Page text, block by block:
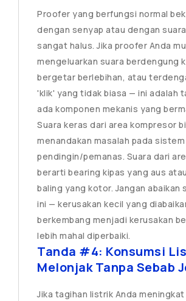
Proofer yang berfungsi normal
dengan senyap atau dengan
sangat halus. Jika proofer Anda
mengeluarkan suara berdengung
bergetar berlebihan, atau
'klik' yang tidak biasa — ini adalah
ada komponen mekanis yang
Suara keras dari area kompresor
menandakan masalah pada sistem
pendingin/pemanas. Suara dari
berarti bearing kipas yang aus
baling yang kotor. Jangan abaikan
ini — kerusakan kecil yang
berkembang menjadi kerusakan
lebih mahal diperbaiki.
Tanda #4: Konsumsi
Melonjak Tanpa Sebab
Jika tagihan listrik Anda